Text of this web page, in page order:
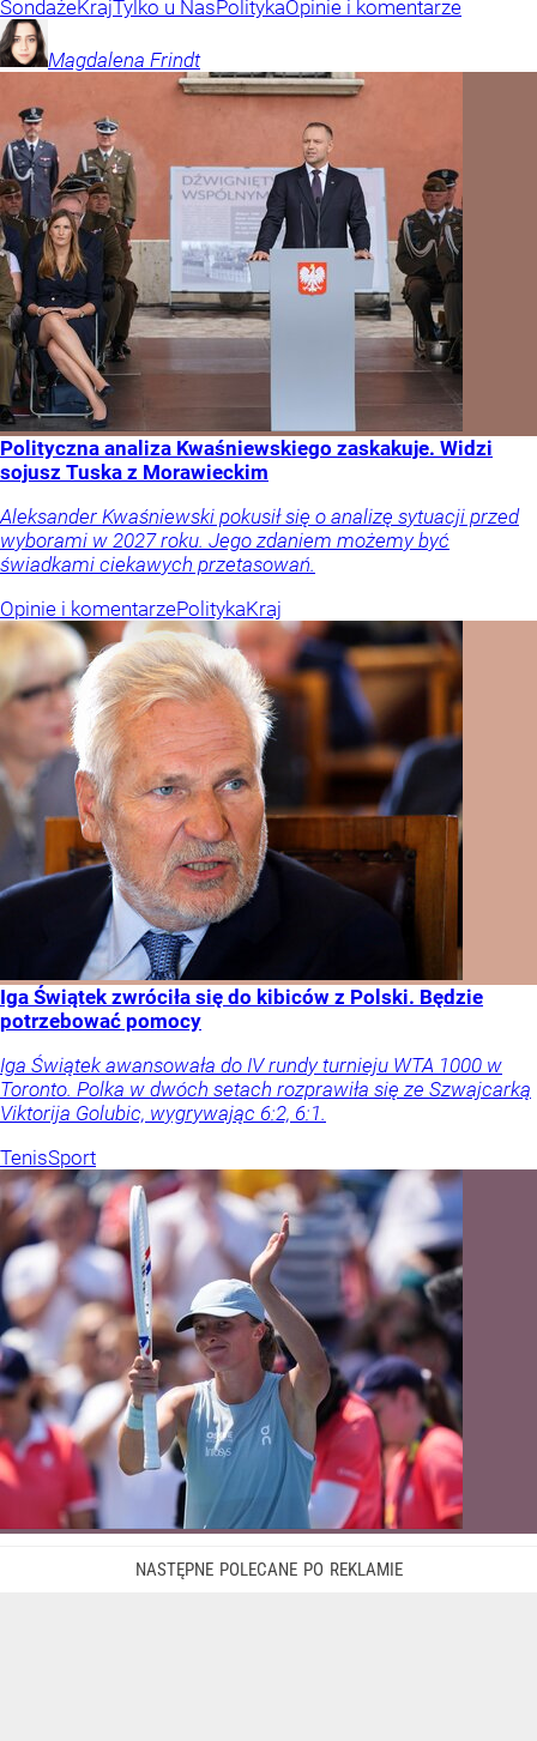
SondażeKrajTylko u NasPolitykaOpinie i komentarze
Magdalena Frindt
Polityczna analiza Kwaśniewskiego zaskakuje. Widzi
sojusz Tuska z Morawieckim
Aleksander Kwaśniewski pokusił się o analizę sytuacji przed
wyborami w 2027 roku. Jego zdaniem możemy być
świadkami ciekawych przetasowań.
Opinie i komentarzePolitykaKraj
Iga Świątek zwróciła się do kibiców z Polski. Będzie
potrzebować pomocy
Iga Świątek awansowała do IV rundy turnieju WTA 1000 w
Toronto. Polka w dwóch setach rozprawiła się ze Szwajcarką
Viktorija Golubic, wygrywając 6:2, 6:1.
TenisSport